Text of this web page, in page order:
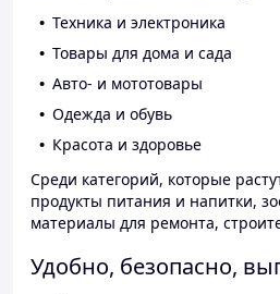
Техника и электроника
Товары для дома и сада
Авто- и мототовары
Одежда и обувь
Красота и здоровье
Среди категорий, которые
продукты питания и напитки,
материалы для ремонта,
Удобно, безопасно,